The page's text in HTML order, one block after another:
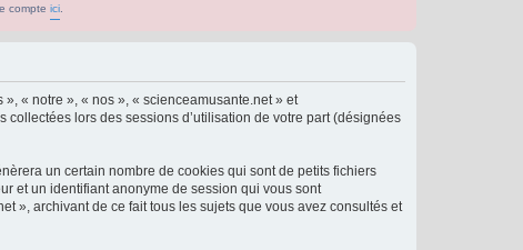
compte ici
« notre », « nos », « scienceamusante.net » et
lors des sessions d’utilisation de votre part (désignées
un certain nombre de cookies qui sont de petits fichiers
et un identifiant anonyme de session qui vous sont
», archivant de ce fait tous les sujets que vous avez consultés et